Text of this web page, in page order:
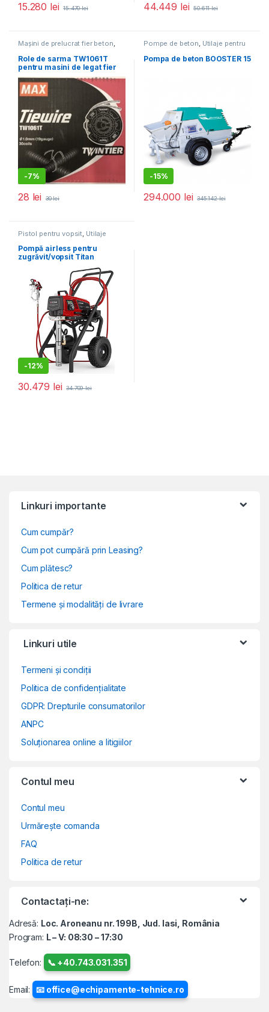
15.280 lei 15.470lei 44.449 lei 50.611lei
Mașini de prelucrat fier beton,
Utilaje pentru construcții
Role de sarma TW1061T
pentru masini de legat fier
beton Max RB441T
-7%
28 lei 30lei
Pompe de beton, Utilaje pentru
Pompa de beton BOOSTER 15
-15%
294.000 lei 345.142lei
Pistol pentru vopsit Utilaje
pentru construcții
Pompă airless pentru
zugrăvit/vopsit Titan
Performance 1650E HR
-12%
30.479 lei 34.709lei
Linkuri importante
Cum cumpăr?
Cum pot cumpără prin Leasing?
Cum plătesc?
Politica de retur
Termene și modalități de livrare
Linkuri utile
Termeni și condiții
Politica de confidențialitate
GDPR: Drepturile consumatorilor
ANPC
Soluționarea online a litigiilor
Contul meu
Contul meu
Urmărește comanda
FAQ
Politica de retur
Contactați-ne:
Adresă: Loc. Aroneanu nr. 199B, Jud. Iasi, România
Program: L – V: 08:30 – 17:30
Telefon: 📞 +40.743.031.351
Email: 📧 office@echipamente-tehnice.ro